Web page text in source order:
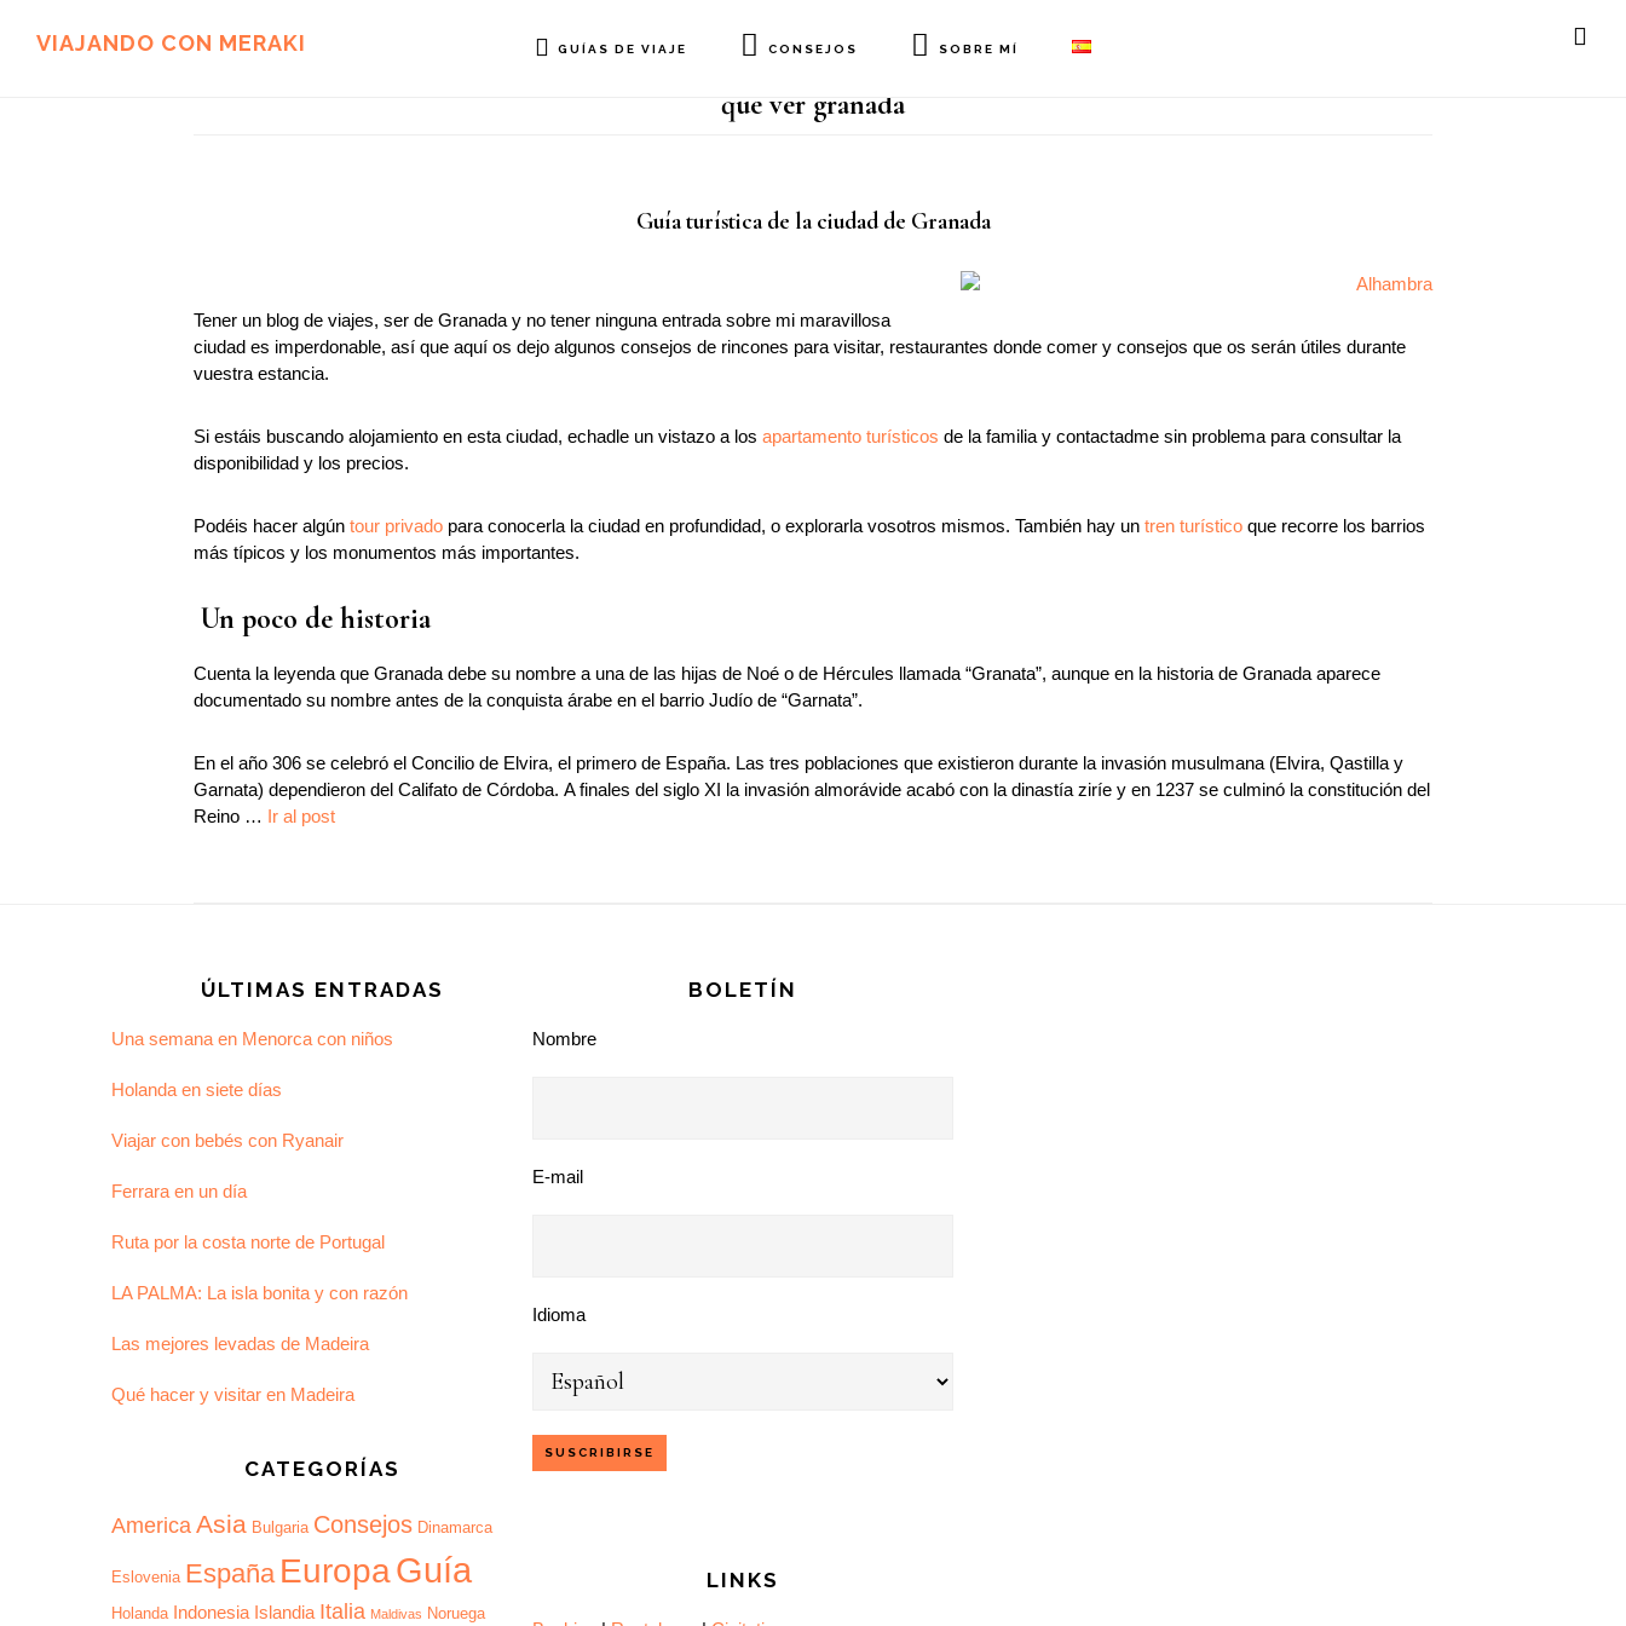
VIAJANDO CON MERAKI GUÍAS DE VIAJE CONSEJOS SOBRE MÍ
que ver granada
Guía turística de la ciudad de Granada
Tener un blog de viajes, ser de Granada y no tener ninguna entrada sobre mi maravillosa
ciudad es imperdonable, así que aquí os dejo algunos consejos de rincones para visitar, restaurantes donde comer y consejos que os serán útiles durante
vuestra estancia.
Si estáis buscando alojamiento en esta ciudad, echadle un vistazo a los apartamento turísticos de la familia y contactadme sin problema para consultar la
disponibilidad y los precios.
Podéis hacer algún tour privado para conocerla la ciudad en profundidad, o explorarla vosotros mismos. También hay un tren turístico que recorre los barrios
más típicos y los monumentos más importantes.
Un poco de historia
Cuenta la leyenda que Granada debe su nombre a una de las hijas de Noé o de Hércules llamada “Granata”, aunque en la historia de Granada aparece
documentado su nombre antes de la conquista árabe en el barrio Judío de “Garnata”.
En el año 306 se celebró el Concilio de Elvira, el primero de España. Las tres poblaciones que existieron durante la invasión musulmana (Elvira, Qastilla y
Garnata) dependieron del Califato de Córdoba. A finales del siglo XI la invasión almorávide acabó con la dinastía ziríe y en 1237 se culminó la constitución del
Reino … Ir al post
ÚLTIMAS ENTRADAS
Una semana en Menorca con niños
Holanda en siete días
Viajar con bebés con Ryanair
Ferrara en un día
Ruta por la costa norte de Portugal
LA PALMA: La isla bonita y con razón
Las mejores levadas de Madeira
Qué hacer y visitar en Madeira
CATEGORÍAS
America Asia Bulgaria Consejos Dinamarca
Eslovenia España EuropaGuía
Holanda Indonesia Islandia Italia Maldivas Noruega
BOLETÍN
Nombre
E-mail
Idioma
LINKS